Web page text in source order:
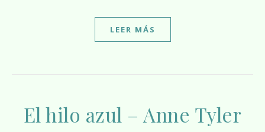
LEER MÁS
El hilo azul – Anne Tyler